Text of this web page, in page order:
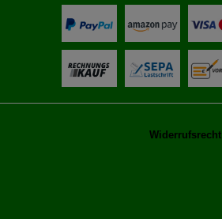
Widerrufsrecht